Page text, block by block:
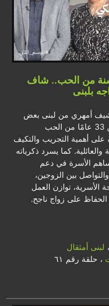
إلهاميات: 33 سنة من الحب.. شاف
بلبنى
أمهري من لبنى بعض
الأسرار والدروس المستفادة من 33 عامًا من الحب
على أهمية التجريب والتكيف
كما يسرد ذكرياته
الأسرة في دعم
بين الزوجين،
الأسرية، توازن العمل
الحفاظ على زواج ناجح.
، لبنى أمثقال
، حلقة رقم ٦١